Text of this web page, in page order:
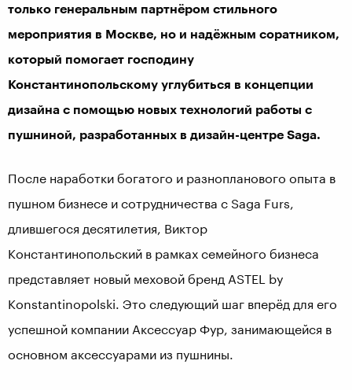
только генеральным партнёром стильного
мероприятия в Москве, но и надёжным соратником,
который помогает господину
Константинопольскому углубиться в концепции
дизайна с помощью новых технологий работы с
пушниной, разработанных в дизайн-центре Saga.
После наработки богатого и разнопланового опыта в
пушном бизнесе и сотрудничества с Saga Furs,
длившегося десятилетия, Виктор
Константинопольский в рамках семейного бизнеса
представляет новый меховой бренд ASTEL by
Konstantinopolski. Это следующий шаг вперёд для его
успешной компании Аксессуар Фур, занимающейся в
основном аксессуарами из пушнины.